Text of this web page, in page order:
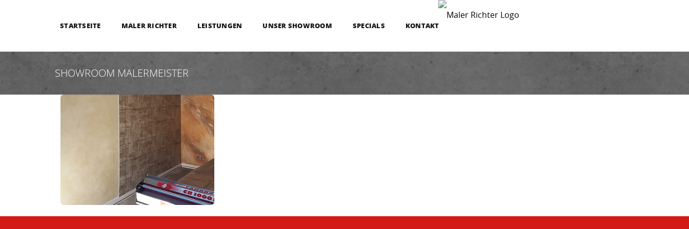
STARTSEITE MALER RICHTER LEISTUNGEN UNSER SHOWROOM SPECIALS KONTAKT
SHOWROOM MALERMEISTER